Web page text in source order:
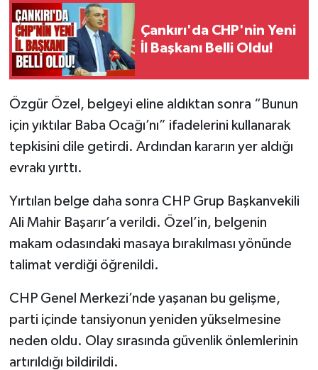
Çankırı'da CHP'nin Yeni
İl Başkanı Belli Oldu!
Özgür Özel, belgeyi eline aldıktan sonra “Bunun
için yıktılar Baba Ocağı’nı” ifadelerini kullanarak
tepkisini dile getirdi. Ardından kararın yer aldığı
evrakı yırttı.
Yırtılan belge daha sonra CHP Grup Başkanvekili
Ali Mahir Başarır’a verildi. Özel’in, belgenin
makam odasındaki masaya bırakılması yönünde
talimat verdiği öğrenildi.
CHP Genel Merkezi’nde yaşanan bu gelişme,
parti içinde tansiyonun yeniden yükselmesine
neden oldu. Olay sırasında güvenlik önlemlerinin
artırıldığı bildirildi.